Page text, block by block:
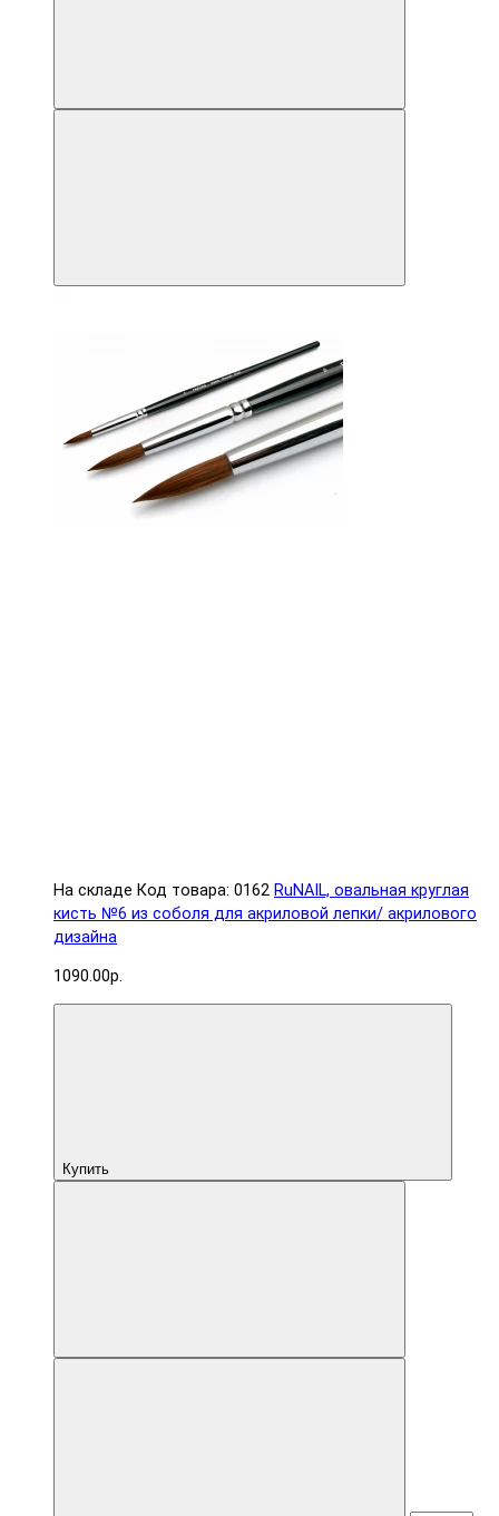
На складе Код товара: 0162 RuNAIL, овальная круглая
кисть №6 из соболя для акриловой лепки/ акрилового
дизайна
1090.00р.
Купить